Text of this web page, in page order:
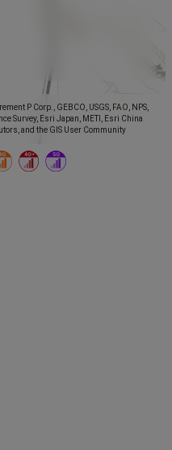
P Corp., GEBCO, USGS, FAO, NPS,
Survey, Esri Japan, METI, Esri China
and the GIS User Community